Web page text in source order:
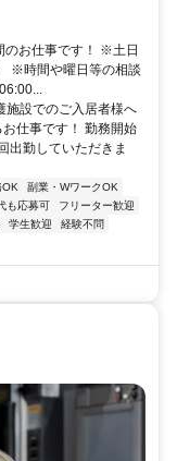
お仕事です！ ※土日
※時間や曜日等の相談
施設でのご入居者様へ
仕事です！ 勤務開始
出勤していただきま
OK
副業・WワークOK
も応募可
フリーター歓迎
学生歓迎
経験不問